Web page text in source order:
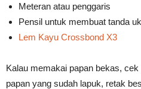
Meteran atau penggaris
Pensil untuk membuat tanda
Lem Kayu Crossbond X3
Kalau memakai papan bekas,
papan yang sudah lapuk, retak